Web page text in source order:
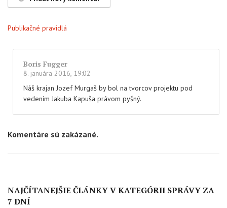
Publikačné pravidlá
Boris Fugger
8. januára 2016, 19:02
Náš krajan Jozef Murgaš by bol na tvorcov projektu pod
vedením Jakuba Kapuša právom pyšný.
Komentáre sú zakázané.
NAJČÍTANEJŠIE ČLÁNKY V KATEGÓRII SPRÁVY ZA
7 DNÍ